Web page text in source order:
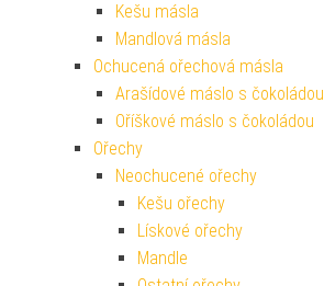
Kešu másla
Mandlová másla
Ochucená ořechová másla
Arašídové máslo s čokoládou
Oříškové máslo s čokoládou
Ořechy
Neochucené ořechy
Kešu ořechy
Lískové ořechy
Mandle